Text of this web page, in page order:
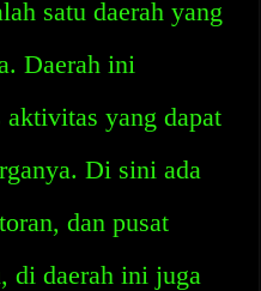
satu daerah yang
Daerah ini
yang dapat
Di sini ada
dan pusat
di daerah ini juga